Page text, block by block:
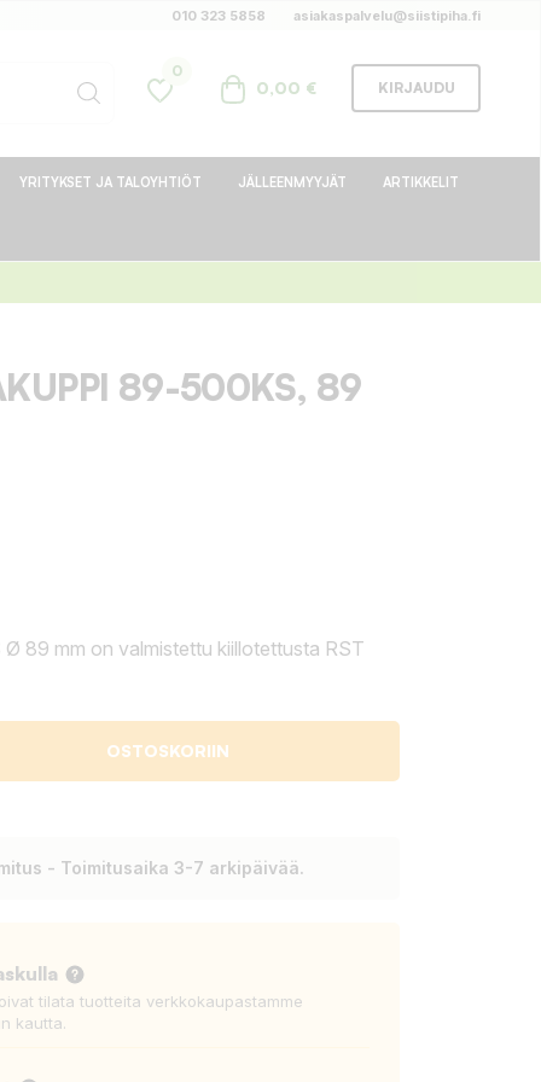
010 323 5858 asiakaspalvelu@siistipiha.fi
0
0,00 € KIRJAUDU
YRITYKSET JA TALOYHTIÖT JÄLLEENMYYJÄT ARTIKKELIT
89-500KS, 89
89 mm on valmistettu kiillotettusta RST
OSTOSKORIIN
- Toimitusaika 3-7 arkipäivää.
tilata tuotteita verkkokaupastamme
kautta.